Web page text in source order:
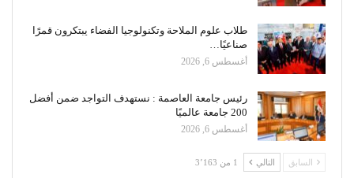
طلاب علوم الملاحة وتكنولوجيا الفضاء يبتكرون قمرًا
صناعيًا…
أغسطس 6, 2026
رئيس جامعة العاصمة : نستهدف التواجد ضمن أفضل
200 جامعة عالميًا
أغسطس 6, 2026
السابق التالي 1 من 3٬163